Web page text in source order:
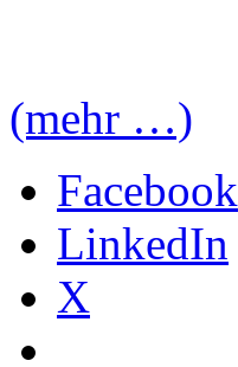
(mehr …)
Facebook
LinkedIn
X